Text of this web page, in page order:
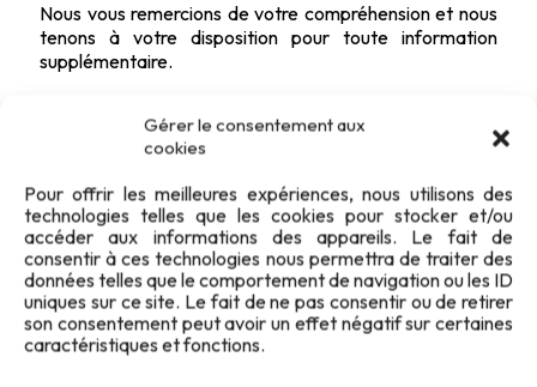
Gérer le consentement aux
cookies
Pour offrir les meilleures expériences, nous utilisons des
technologies telles que les cookies pour stocker et/ou
accéder aux informations des appareils. Le fait de
consentir à ces technologies nous permettra de traiter des
données telles que le comportement de navigation ou les ID
uniques sur ce site. Le fait de ne pas consentir ou de retirer
son consentement peut avoir un effet négatif sur certaines
caractéristiques et fonctions.
Nous vous remercions de votre compréhension et nous
tenons à votre disposition pour toute information
supplémentaire.